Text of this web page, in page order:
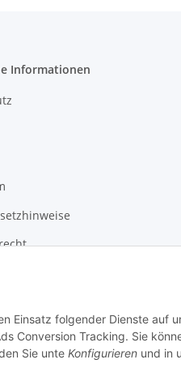
Informationen
Einsatz folgender Dienste auf
Conversion Tracking. Sie
Sie unte Konfigurieren und in